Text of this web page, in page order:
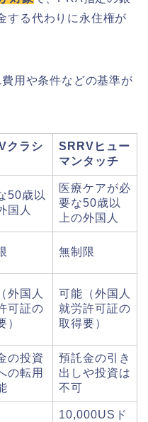
する代わりに永住権が
用や条件などの基準が
クラシ
SRRVヒュー
マンタッチ
50歳以
国人
医療ケアが必
要な50歳以
上の外国人
無制限
外国人
可証の
）
可能（外国人
就労許可証の
取得要）
の投資
の転用
預託金の引き
出しや投資は
不可
10,000USド